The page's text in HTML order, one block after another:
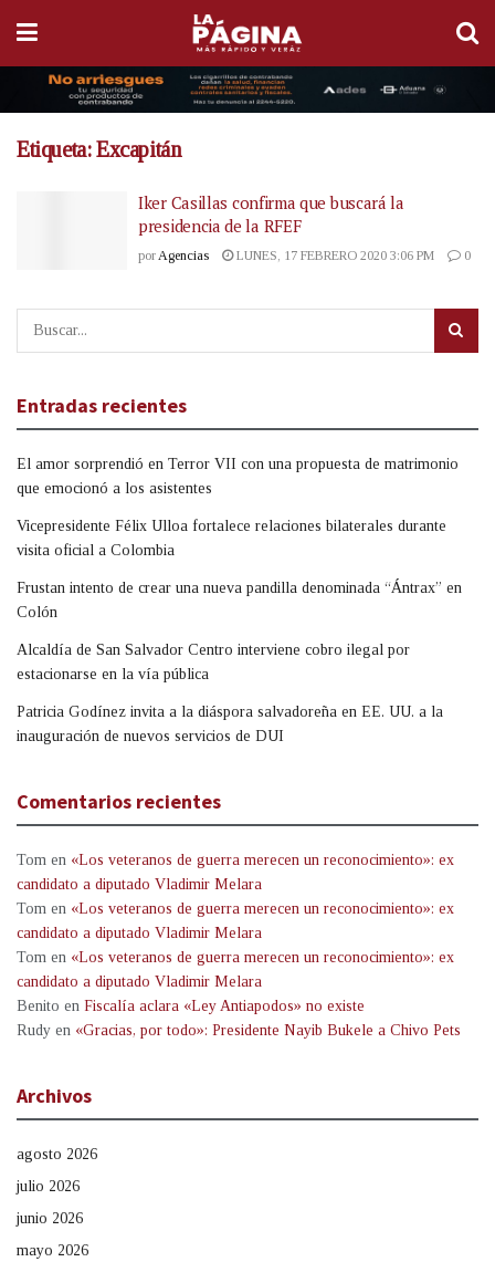
Etiqueta:Excapitán
Iker Casillas confirma que buscará la
presidencia de la RFEF
por Agencias LUNES, 17 FEBRERO 2020 3:06 PM 0
Entradas recientes
El amor sorprendió en Terror VII con una propuesta de matrimonio
que emocionó a los asistentes
Vicepresidente Félix Ulloa fortalece relaciones bilaterales durante
visita oficial a Colombia
Frustan intento de crear una nueva pandilla denominada “Ántrax” en
Colón
Alcaldía de San Salvador Centro interviene cobro ilegal por
estacionarse en la vía pública
Patricia Godínez invita a la diáspora salvadoreña en EE. UU. a la
inauguración de nuevos servicios de DUI
Comentarios recientes
Tom en «Los veteranos de guerra merecen un reconocimiento»: ex
candidato a diputado Vladimir Melara
Tom en «Los veteranos de guerra merecen un reconocimiento»: ex
candidato a diputado Vladimir Melara
Tom en «Los veteranos de guerra merecen un reconocimiento»: ex
candidato a diputado Vladimir Melara
Benito en Fiscalía aclara «Ley Antiapodos» no existe
Rudy en «Gracias, por todo»: Presidente Nayib Bukele a Chivo Pets
Archivos
agosto 2026
julio 2026
junio 2026
mayo 2026